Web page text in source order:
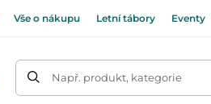
Vše o nákupu Letní tábory Eventy
Např. produkt, kategorie